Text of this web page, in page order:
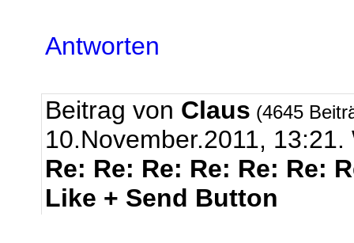
Antworten
Beitrag von Claus (4645
10.November.2011,
Re: Re: Re: Re: Re: Re:
Like + Send Button